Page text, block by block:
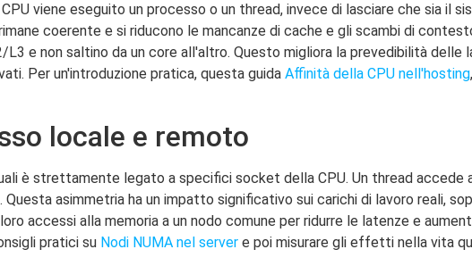
viene eseguito un processo o un thread, invece di lasciare che sia il
coerente e si riducono le mancanze di cache e gli scambi di
e non saltino da un core all'altro. Questo migliora la prevedibilità delle
Per un'introduzione pratica, questa guida Affinità della CPU nell'hosting
locale e remoto
è strettamente legato a specifici socket della CPU. Un thread accede
asimmetria ha un impatto significativo sui carichi di lavoro reali,
accessi alla memoria a un nodo comune per ridurre le latenze e
pratici su Nodi NUMA nel server e poi misurare gli effetti nella vita